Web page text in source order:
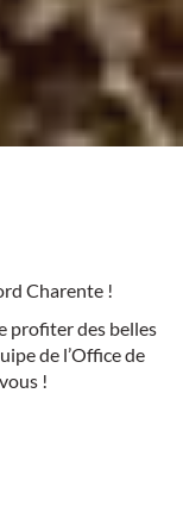
Charente !
profiter des belles
de l’Office de
!